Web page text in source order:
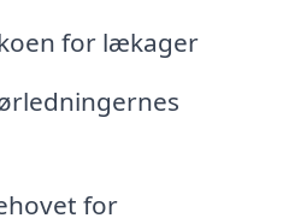
for lækager
for